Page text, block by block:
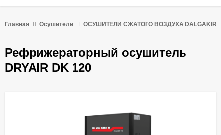
Главная Осушители ОСУШИТЕЛИ СЖАТОГО ВОЗДУХА
Рефрижераторный осушитель
DRYAIR DK 120